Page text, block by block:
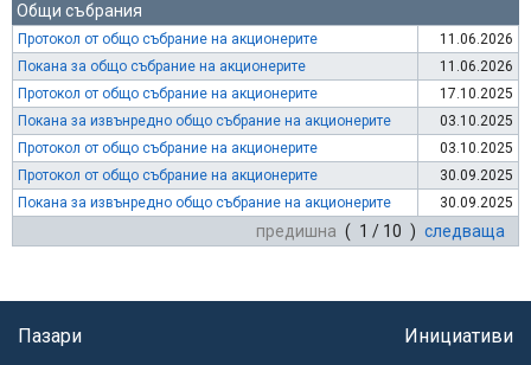
Общи събрания
Протокол от общо събрание на акционерите
11.06.2026
Покана за общо събрание на акционерите
11.06.2026
Протокол от общо събрание на акционерите
17.10.2025
Покана за извънредно общо събрание на акционерите
03.10.2025
Протокол от общо събрание на акционерите
03.10.2025
Протокол от общо събрание на акционерите
30.09.2025
Покана за извънредно общо събрание на акционерите
30.09.2025
предишна ( 1 / 10 ) следваща
Пазари Инициативи